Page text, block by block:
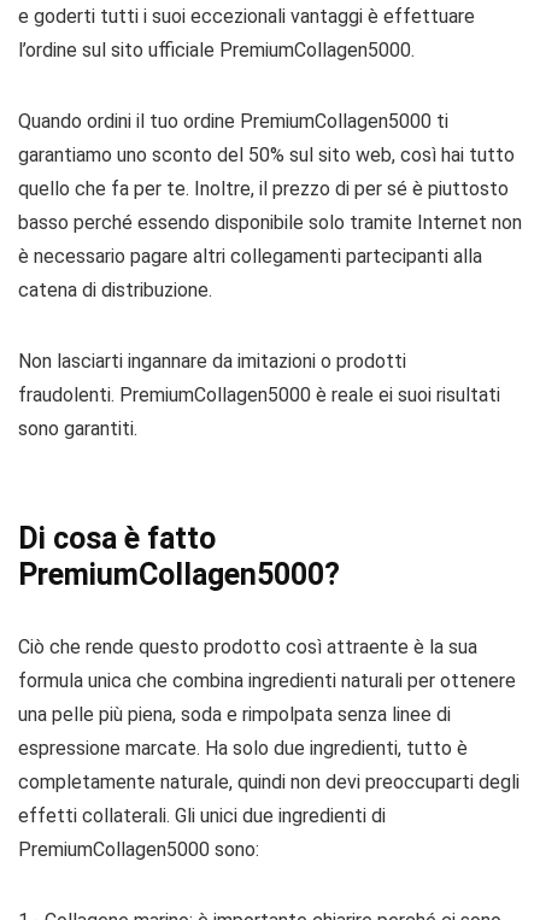
e goderti tutti i suoi eccezionali vantaggi è effettuare
l’ordine sul sito ufficiale PremiumCollagen5000.
Quando ordini il tuo ordine PremiumCollagen5000 ti
garantiamo uno sconto del 50% sul sito web, così hai tutto
quello che fa per te. Inoltre, il prezzo di per sé è piuttosto
basso perché essendo disponibile solo tramite Internet non
è necessario pagare altri collegamenti partecipanti alla
catena di distribuzione.
Non lasciarti ingannare da imitazioni o prodotti
fraudolenti. PremiumCollagen5000 è reale ei suoi risultati
sono garantiti.
Di cosa è fatto
PremiumCollagen5000?
Ciò che rende questo prodotto così attraente è la sua
formula unica che combina ingredienti naturali per ottenere
una pelle più piena, soda e rimpolpata senza linee di
espressione marcate. Ha solo due ingredienti, tutto è
completamente naturale, quindi non devi preoccuparti degli
effetti collaterali. Gli unici due ingredienti di
PremiumCollagen5000 sono: